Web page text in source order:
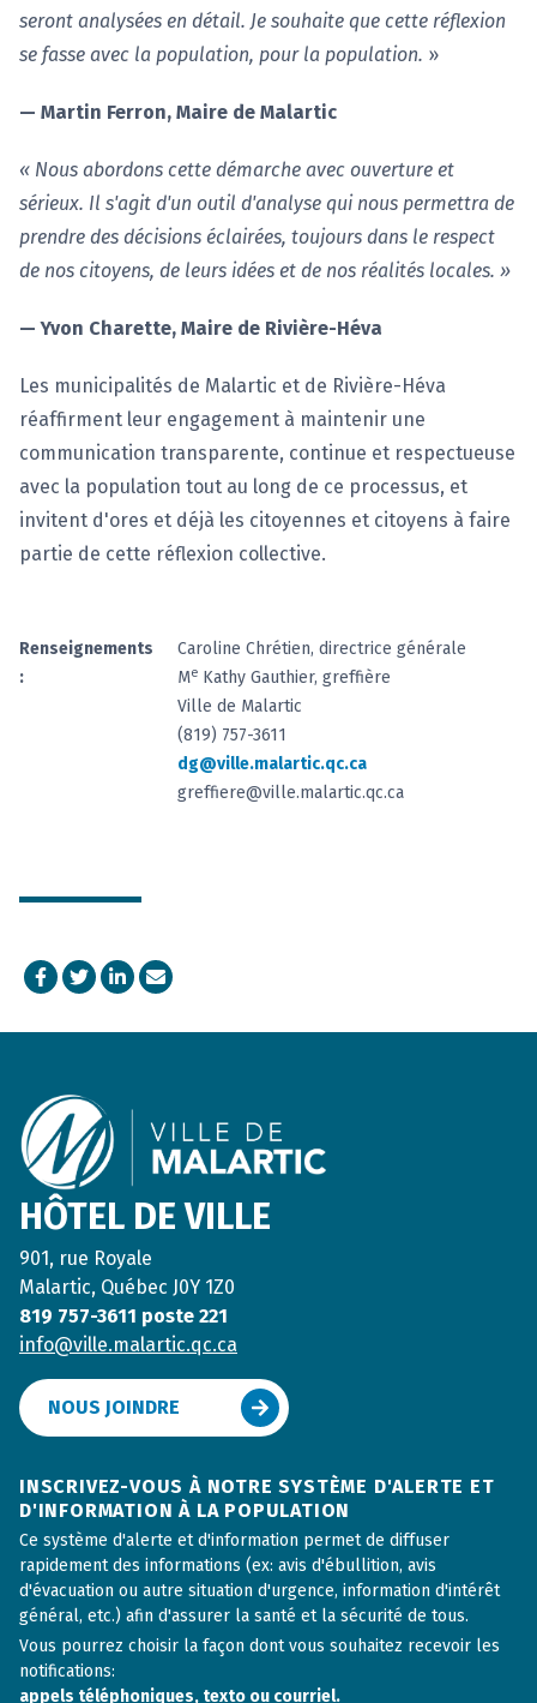
seront analysées en détail. Je souhaite que cette réflexion
se fasse avec la population, pour la population. »
— Martin Ferron, Maire de Malartic
« Nous abordons cette démarche avec ouverture et
sérieux. Il s'agit d'un outil d'analyse qui nous permettra de
prendre des décisions éclairées, toujours dans le respect
de nos citoyens, de leurs idées et de nos réalités locales. »
— Yvon Charette, Maire de Rivière-Héva
Les municipalités de Malartic et de Rivière-Héva
réaffirment leur engagement à maintenir une
communication transparente, continue et respectueuse
avec la population tout au long de ce processus, et
invitent d'ores et déjà les citoyennes et citoyens à faire
partie de cette réflexion collective.
Renseignements
:
Caroline Chrétien, directrice générale
Me Kathy Gauthier, greffière
Ville de Malartic
(819) 757-3611
dg@ville.malartic.qc.ca
greffiere@ville.malartic.qc.ca
Facebook
TwitterLinkedIn
Courriel
HÔTEL DE VILLE
901, rue Royale
Malartic, Québec J0Y 1Z0
819 757-3611 poste 221
info@ville.malartic.qc.ca
NOUS JOINDRE
INSCRIVEZ-VOUS À NOTRE SYSTÈME D'ALERTE ET
D'INFORMATION À LA POPULATION
Ce système d'alerte et d'information permet de diffuser
rapidement des informations (ex: avis d'ébullition, avis
d'évacuation ou autre situation d'urgence, information d'intérêt
général, etc.) afin d'assurer la santé et la sécurité de tous.
Vous pourrez choisir la façon dont vous souhaitez recevoir les
notifications:
appels téléphoniques, texto ou courriel.